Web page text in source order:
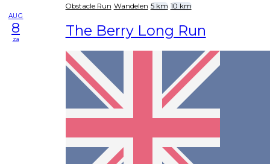
Obstacle Run Wandelen 5 km 10 km
AUG
8
za The Berry Long Run